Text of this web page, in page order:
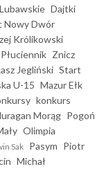
Dajtki
Nowy Dwór
Królikowski
Płuciennik Znicz
Jegliński Start
U-15 Mazur Ełk
konkurs
Morąg Pogoń
Olimpia
Sak Pasym Piotr
Michał